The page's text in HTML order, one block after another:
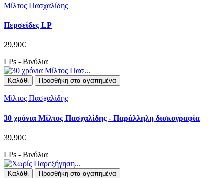
Μίλτος Πασχαλίδης
Περσείδες LP
29,90€
LPs - Βινύλια
Καλάθι Προσθήκη στα αγαπημένα
Μίλτος Πασχαλίδης
30 χρόνια Μίλτος Πασχαλίδης - Παράλληλη δισκογραφία
39,90€
LPs - Βινύλια
Καλάθι Προσθήκη στα αγαπημένα